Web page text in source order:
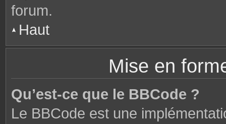
forum.
Haut
Mise en
Qu’est-ce que le BBCode ?
Le BBCode est une